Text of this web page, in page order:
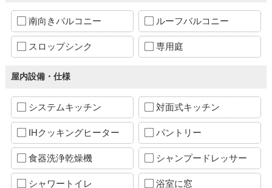
南向きバルコニー ルーフバルコニー
スロップシンク 専用庭
屋内設備・仕様
システムキッチン 対面式キッチン
IHクッキングヒーター パントリー
食器洗浄乾燥機 シャンプードレッサー
シャワートイレ 浴室に窓